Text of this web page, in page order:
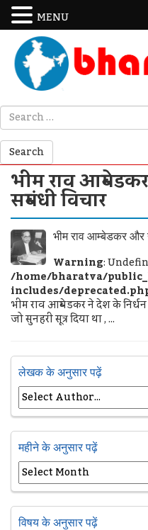
भीम राव
सम्बंधी विचार
भीम राव आम्बेडकर और
Warning:
/home/bharatva/
includes/
भीम राव आम्बेडकर ने देश के
जो सुनहरी सूत्र दिया था , ...
लेखक के अनुसार पढ़ें
महीने के अनुसार पढ़ें
विषय के अनुसार पढ़ें
MENU